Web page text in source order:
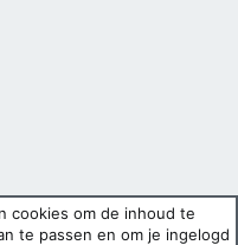
cookies om de inhoud te
te passen en om je ingelogd